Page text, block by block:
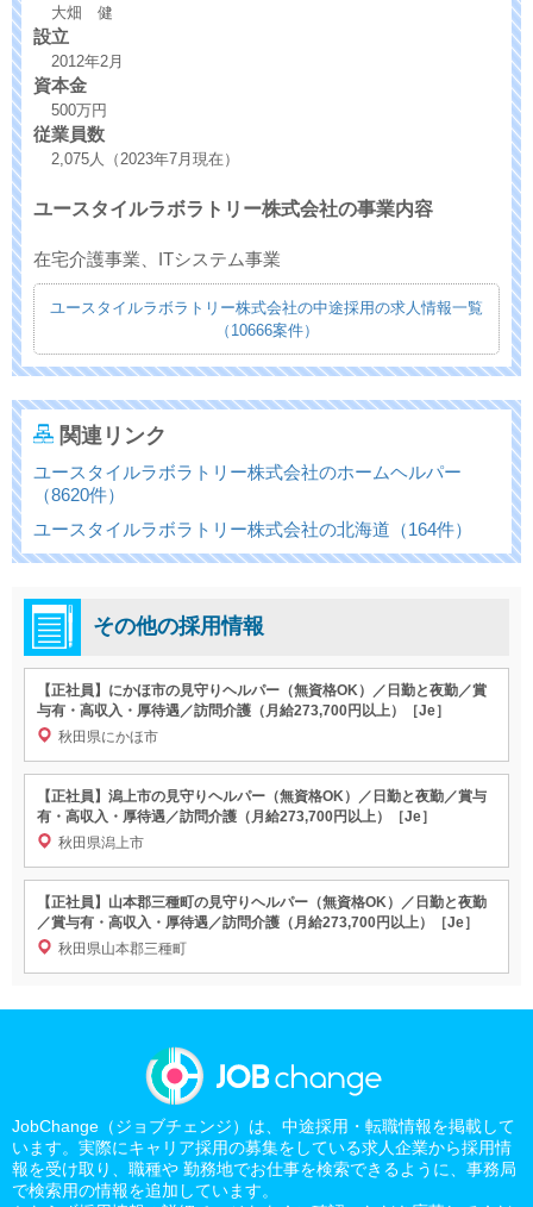
大畑 健
設立
2012年2月
資本金
500万円
従業員数
2,075人（2023年7月現在）
ユースタイルラボラトリー株式会社の事業内容
在宅介護事業、ITシステム事業
ユースタイルラボラトリー株式会社の中途採用の求人情報一覧
（10666案件）
関連リンク
ユースタイルラボラトリー株式会社のホームヘルパー
（8620件）
ユースタイルラボラトリー株式会社の北海道（164件）
その他の採用情報
【正社員】にかほ市の見守りヘルパー（無資格OK）／日勤と夜勤／賞
与有・高収入・厚待遇／訪問介護（月給273,700円以上）［Je］
秋田県にかほ市
【正社員】潟上市の見守りヘルパー（無資格OK）／日勤と夜勤／賞与
有・高収入・厚待遇／訪問介護（月給273,700円以上）［Je］
秋田県潟上市
【正社員】山本郡三種町の見守りヘルパー（無資格OK）／日勤と夜勤
／賞与有・高収入・厚待遇／訪問介護（月給273,700円以上）［Je］
秋田県山本郡三種町
JobChange（ジョブチェンジ）は、中途採用・転職情報を掲載して
います。実際にキャリア採用の募集をしている求人企業から採用情
報を受け取り、職種や 勤務地でお仕事を検索できるように、事務局
で検索用の情報を追加しています。